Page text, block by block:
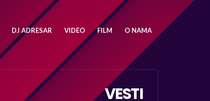
DJ ADRESAR VIDEO FILM O NAMA
VESTI